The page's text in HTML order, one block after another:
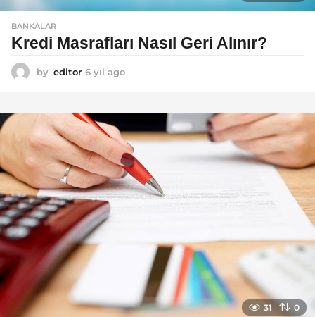
BANKALAR
Kredi Masrafları Nasıl Geri Alınır?
by editor 6 yıl ago
l
g
o
31 0